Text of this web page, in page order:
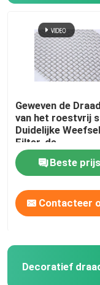
Gelaste
gabionmanden
De Omheining
Het Net van de
Legeringsdraad
Geweven de
van het roestvrij
Duidelijke
Filter, de
Vensterschermen
Beste prijs
Contacteer
Decoratief